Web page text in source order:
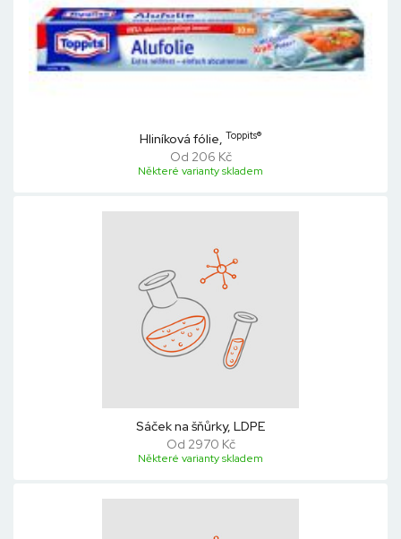
Hliníková fólie, Toppits®
Od 206 Kč
Některé varianty skladem
Sáček na šňůrky, LDPE
Od 2970 Kč
Některé varianty skladem